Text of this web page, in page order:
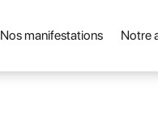
Nos manifestations Notre